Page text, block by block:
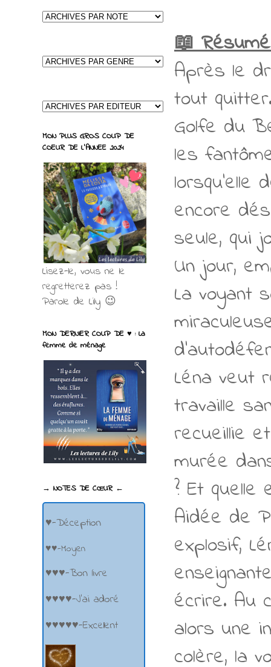
📖
Après le
tout
Golfe du
les
lorsqu'elle
encore
seule, qui
Un jour,
La voyant
Léna veut
travaille
recueillie
murée
? Et
Aidée de
explosif,
écrire. Au
alors une
colère, la
MON PLUS GROS COUP DE
COEUR DE L'ANNEE 2024
Lisez-le, vous ne le
regretterez pas !
Parole de Lily 😉
MON DERNIER COUP DE ♥ : La
femme de ménage
→ NOTES DE CŒUR ←
♥-Déception
♥♥-Moyen
♥♥♥-Bon livre
♥♥♥♥-J'ai adoré
♥♥♥♥♥-Excellent